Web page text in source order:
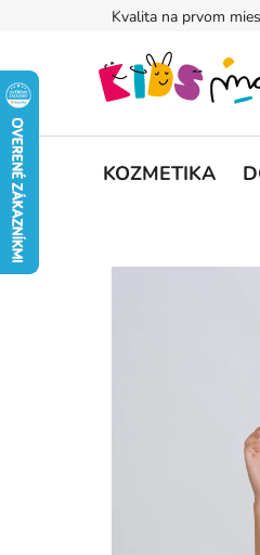
Kvalita na prvom
KOZMETIKA